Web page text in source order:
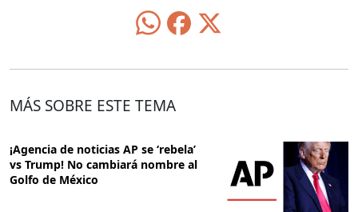
MÁS SOBRE ESTE TEMA
¡Agencia de noticias AP se ‘rebela’
vs Trump! No cambiará nombre al
Golfo de México